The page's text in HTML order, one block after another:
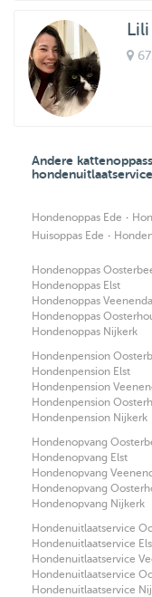
Lili
Andere
Hondenoppas Ede ·
Huisoppas Ede ·
Hondenoppas
Hondenoppas Elst
Hondenoppas
Hondenoppas
Hondenoppas Nijkerk
Hondenpension
Hondenpension Elst
Hondenpension
Hondenpension
Hondenpension Nijkerk
Hondenopvang
Hondenopvang Elst
Hondenopvang
Hondenopvang
Hondenopvang Nijkerk
Hondenuitlaatservice
Hondenuitlaatservice
Hondenuitlaatservice
Hondenuitlaatservice
Hondenuitlaatservice